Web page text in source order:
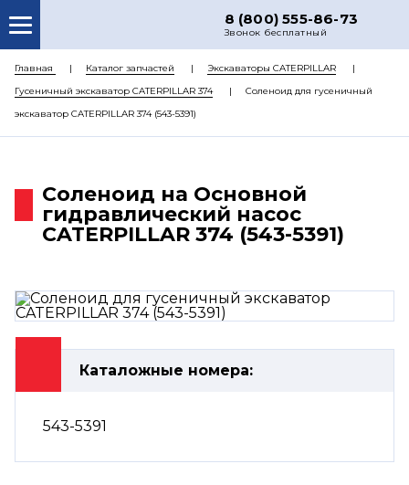
8 (800) 555-86-73
Звонок бесплатный
О НАС
КАТАЛОГ ЗАПЧАСТЕЙ
РЕМОНТ
ЦЕНЫ
КОНТАКТЫ
Главная Каталог запчастей
Экскаваторы CATERPILLAR
Гусеничный экскаватор CATERPILLAR 374
Соленоид для гусеничный
экскаватор CATERPILLAR 374 (543-5391)
Соленоид на Основной
гидравлический насос
CATERPILLAR 374 (543-5391)
Каталожные номера:
543-5391